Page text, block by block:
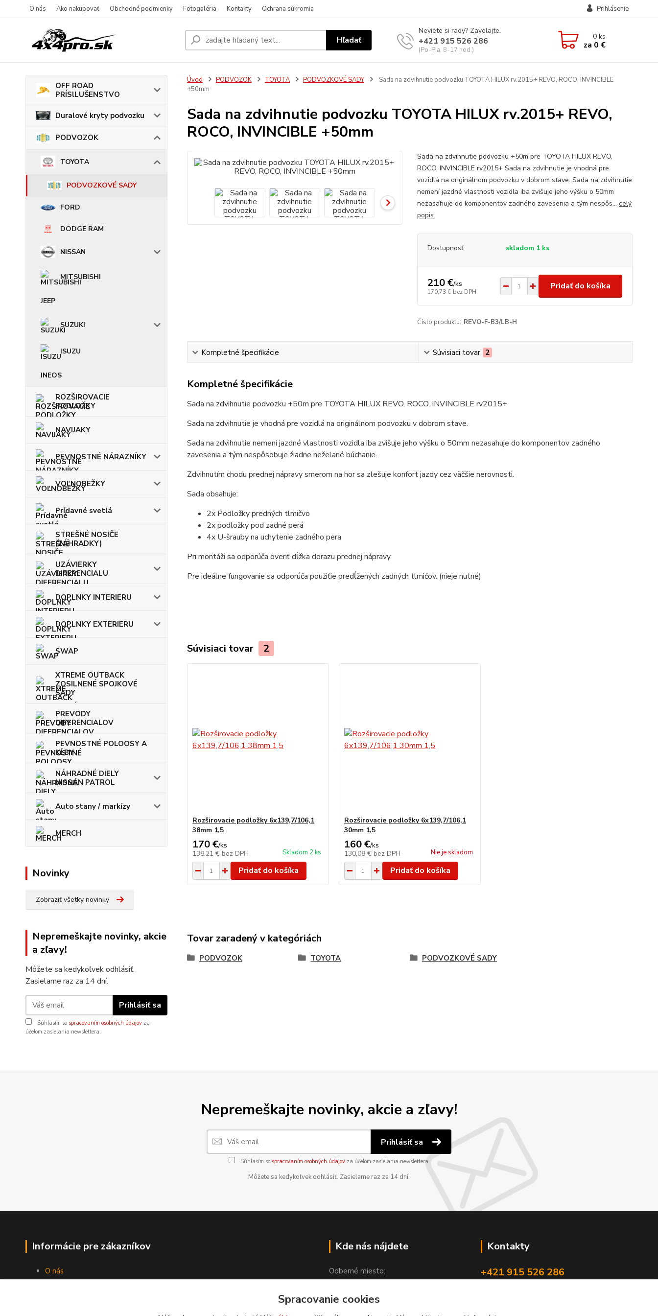
O nás Ako nakupovať Obchodné podmienky Fotogaléria Kontakty Ochrana súkromia Prihlásenie
Hľadať
Neviete si rady? Zavolajte.
+421 915 526 286
(Po-Pia, 8-17 hod.)
0ks
za 0 €
OFF ROAD
PRÍSlLUŠENSTVO
Duralové kryty podvozku
PODVOZOK
TOYOTA
PODVOZKOVÉ SADY
FORD
DODGE RAM
NISSAN
MITSUBISHI
JEEP
SUZUKI
ISUZU
INEOS
ROZŠIROVACIE
PODLOŽKY
NAVIJAKY
PEVNOSTNÉ NÁRAZNÍKY
VOĽNOBEŽKY
Prídavné svetlá
STREŠNÉ NOSIČE
(ZÁHRADKY)
UZÁVIERKY
DIFERENCIALU
DOPLNKY INTERIERU
DOPLNKY EXTERIERU
SWAP
XTREME OUTBACK
ZOSILNENÉ SPOJKOVÉ
SADY
PREVODY
DIFERENCIALOV
PEVNOSTNÉ POLOOSY A
KĹBY
NÁHRADNÉ DIELY
NISSAN PATROL
Auto stany / markízy
MERCH
Novinky
Zobraziť všetky novinky
Nepremeškajte novinky, akcie
a zľavy!
Môžete sa kedykoľvek odhlásiť.
Zasielame raz za 14 dní.
Prihlásiť sa
Súhlasím so spracovaním osobných údajov za
účelom zasielania newslettera.
Úvod PODVOZOK TOYOTA PODVOZKOVÉ SADY
Sada na zdvihnutie podvozku TOYOTA HILUX rv.2015+ REVO, ROCO, INVINCIBLE
+50mm
Sada na zdvihnutie podvozku TOYOTA HILUX rv.2015+ REVO,
ROCO, INVINCIBLE +50mm
Sada na zdvihnutie podvozku +50m pre TOYOTA HILUX REVO,
ROCO, INVINCIBLE rv2015+ Sada na zdvihnutie je vhodná pre
vozidlá na originálnom podvozku v dobrom stave. Sada na zdvihnutie
nemení jazdné vlastnosti vozidla iba zvišuje jeho výšku o 50mm
nezasahuje do komponentov zadného zavesenia a tým nespôs... celý
popis
Dostupnosť skladom 1 ks
210 €/ks
170,73 € bez DPH
Pridať do košíka
Číslo produktu: REVO-F-B3/LB-H
Kompletné špecifikácie Súvisiaci tovar 2
Kompletné špecifikácie
Sada na zdvihnutie podvozku +50m pre TOYOTA HILUX REVO, ROCO, INVINCIBLE rv2015+
Sada na zdvihnutie je vhodná pre vozidlá na originálnom podvozku v dobrom stave.
Sada na zdvihnutie nemení jazdné vlastnosti vozidla iba zvišuje jeho výšku o 50mm nezasahuje do komponentov zadného
zavesenia a tým nespôsobuje žiadne neželané búchanie.
Zdvihnutím chodu prednej nápravy smerom na hor sa zlešuje konfort jazdy cez väčšie nerovnosti.
Sada obsahuje:
2x Podložky predných tlmičvo
2x podložky pod zadné perá
4x U-šrauby na uchytenie zadného pera
Pri montáži sa odporúča overiť dĺžka dorazu prednej nápravy.
Pre ideálne fungovanie sa odporúča použiťie predĺžených zadných tlmičov. (nieje nutné)
Súvisiaci tovar 2
Rozširovacie podložky 6x139,7/106,1
38mm 1,5
170 €/ks
138,21 € bez DPH Skladom 2 ks
Pridať do košíka
Rozširovacie podložky 6x139,7/106,1
30mm 1,5
160 €/ks
130,08 € bez DPH Nie je skladom
Pridať do košíka
Tovar zaradený v kategóriách
PODVOZOK TOYOTA PODVOZKOVÉ SADY
Nepremeškajte novinky, akcie a zľavy!
Prihlásiť sa
Súhlasím so spracovaním osobných údajovza účelom zasielania newslettera.
Môžete sa kedykoľvek odhlásiť. Zasielame raz za 14 dní.
Informácie pre zákazníkov
O nás
Ako nakupovať
Kde nás nájdete
Odberné miesto:
Partizánska 1608
Kontakty
+421 915 526 286
Spracovanie cookies